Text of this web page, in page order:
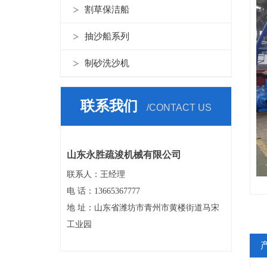
割草保洁船
抽沙船系列
制砂洗沙机
联系我们 /CONTACT US
山东永胜疏浚机械有限公司
联系人：王经理
电 话：13665367777
地 址：山东省潍坊市青州市黄楼街道马宋
工业园